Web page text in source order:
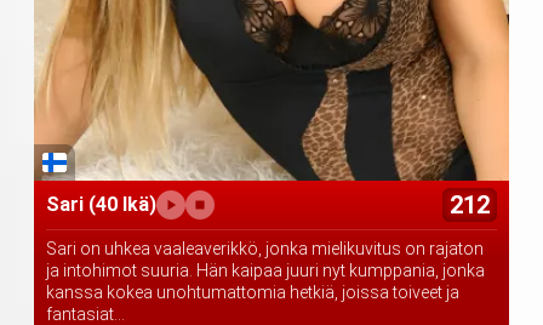
Sari (40 Ikä) 212
Sari on uhkea vaaleaverikkö, jonka mielikuvitus on rajaton
ja intohimot suuria. Hän kaipaa juuri nyt kumppania, jonka
kanssa kokea unohtumattomia hetkiä, joissa toiveet ja
fantasiat...